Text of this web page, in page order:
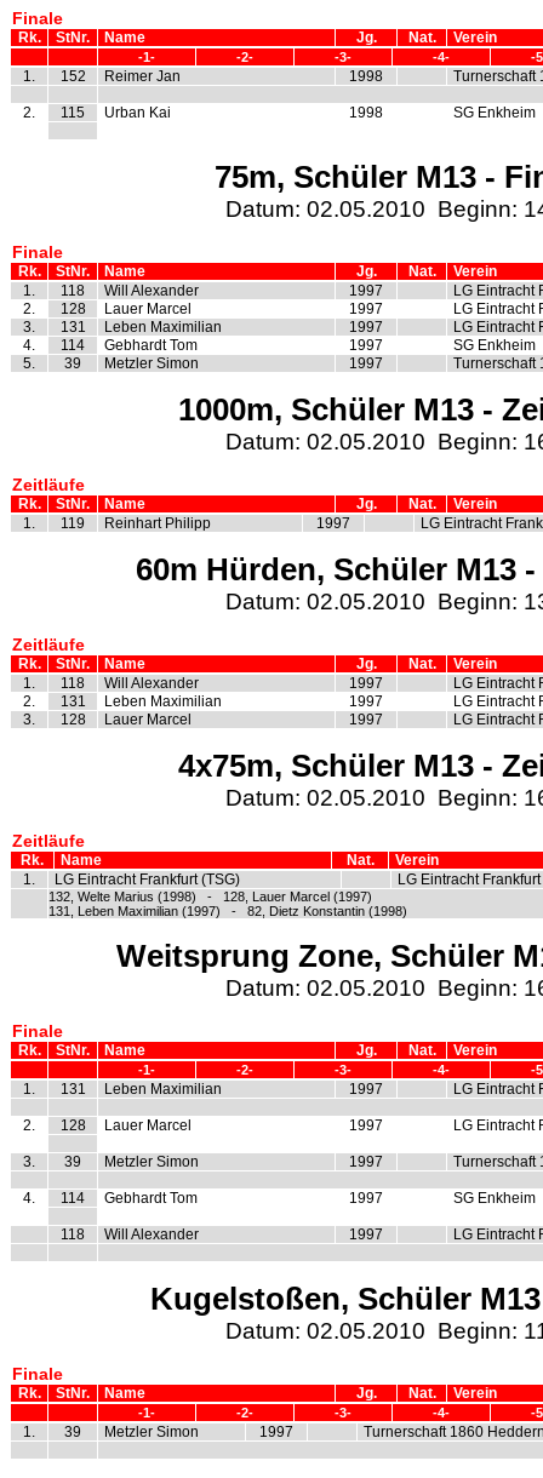
Finale
Rk. StNr. Name Jg. Nat. Verein
-1- -2- -3- -4- -
1. 152 Reimer Jan 1998 Turnerschaft
2. 115 Urban Kai 1998 SG Enkheim
75m, Schüler M13 -
Datum: 02.05.2010 Beginn:
Finale
Rk. StNr. Name Jg. Nat.
Verein
1.
118 Will Alexander 1997
LG Eintracht
2.
128 Lauer Marcel 1997
LG Eintracht
3.
131 Leben Maximilian 1997
LG Eintracht
4.
114 Gebhardt Tom 1997
SG Enkheim
5.
39 Metzler Simon 1997 Turnerschaft
1000m, Schüler M13 -
Datum: 02.05.2010 Beginn:
Zeitläufe
Rk. StNr. Name Jg. Nat.
Verein
1.
119 Reinhart Philipp 1997 LG Eintracht
60m Hürden, Schüler M13
Datum: 02.05.2010 Beginn:
Zeitläufe
Rk. StNr. Name Jg. Nat.
Verein
1.
118 Will Alexander 1997
LG Eintracht
2.
131 Leben Maximilian 1997
LG Eintracht
3.
128 Lauer Marcel 1997 LG Eintracht
4x75m, Schüler M13 -
Datum: 02.05.2010 Beginn:
Zeitläufe
Rk. Name Nat.
Verein
1.
LG Eintracht Frankfurt (TSG) LG Eintracht
132, Welte Marius (1998) - 128, Lauer Marcel (1997)
131, Leben Maximilian (1997) - 82, Dietz Konstantin (1998)
Weitsprung Zone, Schüler
Datum: 02.05.2010 Beginn:
Finale
Rk. StNr. Name Jg. Nat. Verein
-1- -2- -3- -4- -
1. 131 Leben Maximilian 1997 LG Eintracht
2. 128 Lauer Marcel 1997 LG Eintracht
3. 39 Metzler Simon 1997 Turnerschaft
4. 114 Gebhardt Tom 1997 SG Enkheim
118 Will Alexander 1997 LG Eintracht
Kugelstoßen, Schüler
Datum: 02.05.2010 Beginn:
Finale
Rk. StNr. Name Jg. Nat. Verein
-1- -2- -3- -4- -
1. 39 Metzler Simon 1997 Turnerschaft 1860